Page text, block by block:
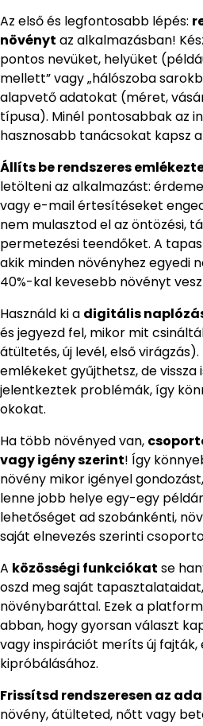
Az első és legfontosabb lépés:
növényt az alkalmazásban!
pontos nevüket, helyüket
mellett” vagy „hálószoba
alapvető adatokat (méret,
típusa). Minél pontosabbak az
hasznosabb tanácsokat kapsz
Állíts be rendszeres
letölteni az alkalmazást:
vagy e-mail értesítéseket
nem mulasztod el az öntözési,
permetezési teendőket. A
akik minden növényhez egyedi
40%-kal kevesebb növényt
Használd ki a digitális
és jegyezd fel, mikor mit
átültetés, új levél, első
emlékeket gyűjthetsz, de vissza
jelentkeztek problémák, így
okokat.
Ha több növényed van,
vagy igény szerint! Így
növény mikor igényel
lenne jobb helye egy-egy
lehetőséget ad szobánkénti,
saját elnevezés szerinti
A közösségi funkciókat se
oszd meg saját
növénybaráttal. Ezek a
abban, hogy gyorsan választ
vagy inspirációt meríts új fajták,
kipróbálásához.
Frissítsd rendszeresen az
növény, átülteted, nőtt vagy